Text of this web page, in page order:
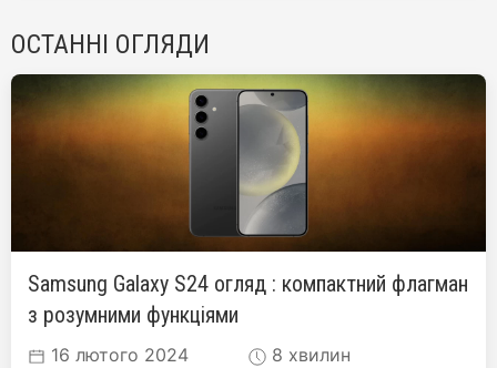
ОСТАННІ ОГЛЯДИ
Samsung Galaxy S24 огляд : компактний флагман
з розумними функціями
16 лютого 2024 8 хвилин